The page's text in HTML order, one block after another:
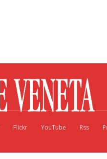
Flickr YouTube Rss